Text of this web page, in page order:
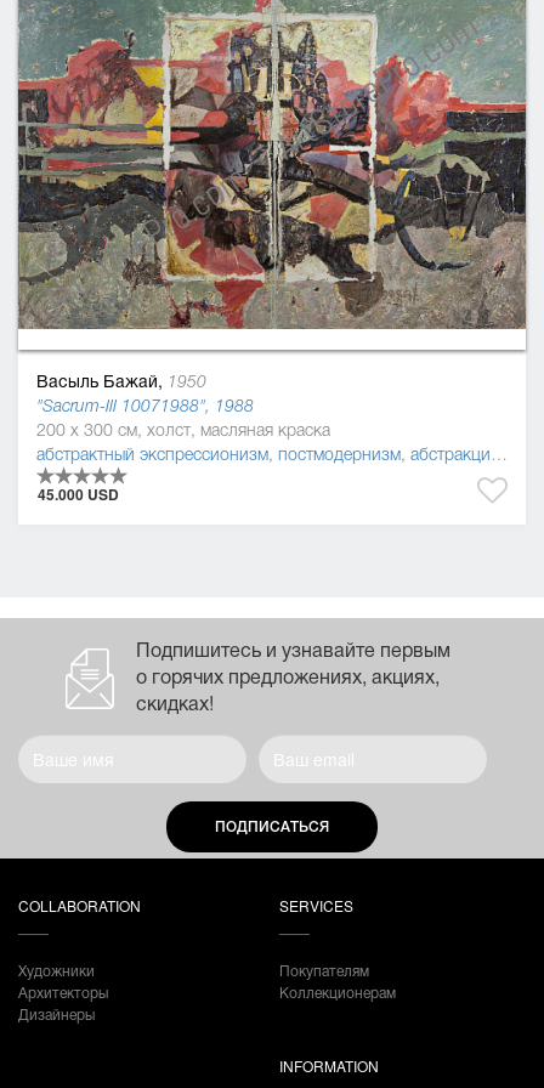
Васыль Бажай, 1950
"Sacrum-ІІІ 10071988", 1988
200 x 300 см, холст, масляная краска
абстрактный экспрессионизм, постмодернизм, абстракционизм
45.000 USD
Подпишитесь и узнавайте первым
о горячих предложениях, акциях,
скидках!
ПОДПИСАТЬСЯ
COLLABORATION
Художники
Архитекторы
Дизайнеры
SERVICES
Покупателям
Коллекционерам
INFORMATION